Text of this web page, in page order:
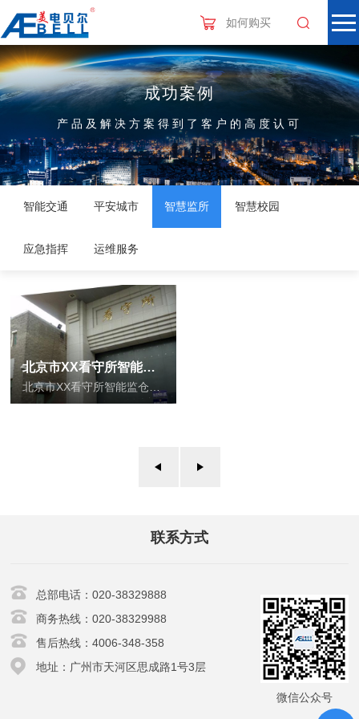
如何购买
成功案例
产品及解决方案得到了客户的高度认可
智能交通 平安城市 智慧监所 智慧校园
应急指挥 运维服务
北京市XX看守所智能监仓屏管理系统
北京市XX看守所智能监仓屏管理系统
联系方式
总部电话：020-38329888
商务热线：020-38329988
售后热线：4006-348-358
地址：广州市天河区思成路1号3层
微信公众号